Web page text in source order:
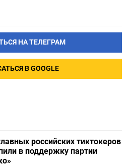
НА ТЕЛЕГРАМ
В GOOGLE
российских тиктокеров
в поддержку партии